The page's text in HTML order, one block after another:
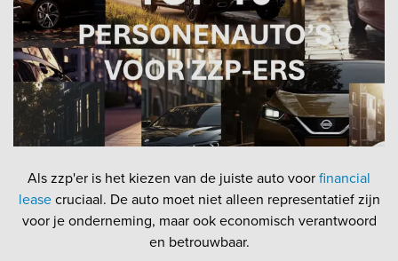
Als zzp'er is het kiezen van de juiste auto voorfinancial
leasecruciaal. De auto moet niet alleen representatief zijn
voor je onderneming, maar ook economisch verantwoord
en betrouwbaar.